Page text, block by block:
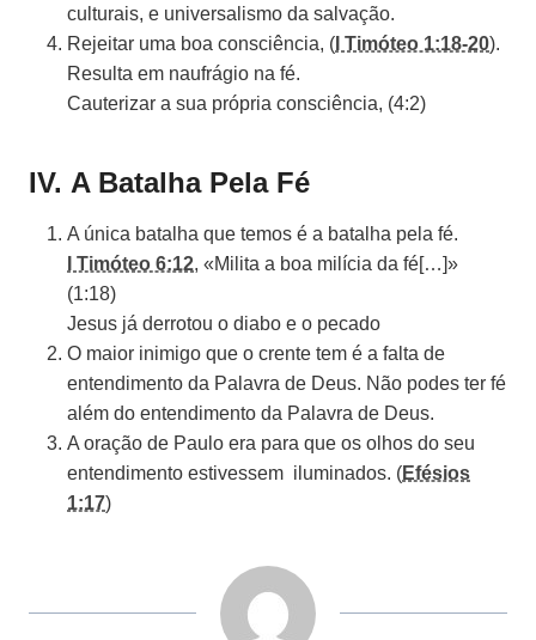
culturais, e universalismo da salvação.
Rejeitar uma boa consciência, ( I Timóteo 1:18-20).
Resulta em naufrágio na fé.
Cauterizar a sua própria consciência, (4:2)
IV. A Batalha Pela Fé
A única batalha que temos é a batalha pela fé.
I Timóteo 6:12, «Milita a boa milícia da fé[…]»
(1:18)
Jesus já derrotou o diabo e o pecado
O maior inimigo que o crente tem é a falta de
entendimento da Palavra de Deus. Não podes ter fé
além do entendimento da Palavra de Deus.
A oração de Paulo era para que os olhos do seu
entendimento estivessem iluminados. (Efésios
1:17)